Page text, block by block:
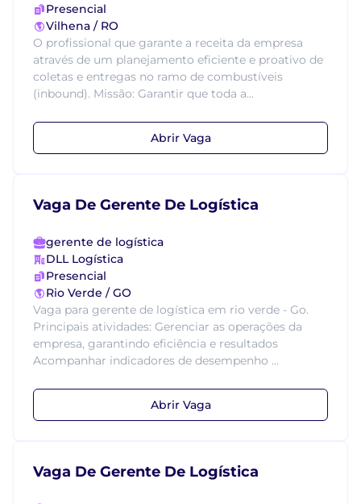
Presencial
Vilhena / RO
O profissional que garante a receita da empresa
através de um planejamento eficiente e proativo de
coletas e entregas no ramo de combustíveis
(inbound). Missão: Garantir que toda a...
Abrir Vaga
Vaga De Gerente De Logística
gerente de logística
DLL Logística
Presencial
Rio Verde / GO
Vaga para gerente de logística em rio verde - Go.
Principais atividades: Gerenciar as operações da
empresa, garantindo eficiência e resultados
Acompanhar indicadores de desempenho ...
Abrir Vaga
Vaga De Gerente De Logística